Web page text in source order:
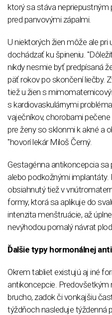
ktorý sa stáva nepriepustným
pred panvovými zápalmi.
U niektorých žien môže ale
dochádzať ku špineniu.
nikdy nesmie byť predpísaná
päť rokov po skončení liečby.
tiež u žien s
s kardiovaskulárnymi
vaječníkov, chorobami
pre ženy so sklonmi k akné a
"hovorí lekár Miloš Černý.
Gestagénna antikoncepcia sa
alebo podkožnými
obsiahnutý tiež v
formy, ktorá sa aplikuje do
intenzita menštruácie, až
nevýhodou pomalý návrat
Ďalšie typy hormonálnej
Okrem tabliet existujú aj iné
antikoncepcie. Predovšetkým
brucho, zadok či vonkajšiu
týždňoch nasleduje týždenná